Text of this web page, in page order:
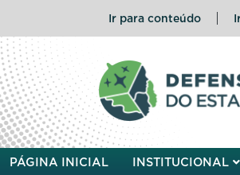
o
conteúdo
Ir para conteúdo
Defensoria
PÁGINA INICIAL INSTITUCIONAL